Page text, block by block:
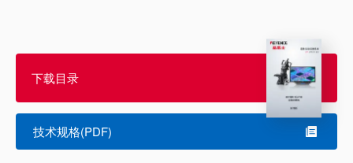
下载目录
技术规格(PDF)